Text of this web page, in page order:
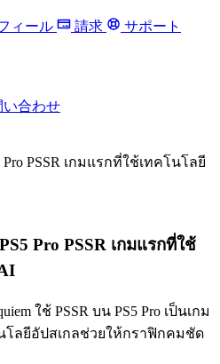
ィール 請求 サポート
い合わせ
Pro PSSR เกมแรกที่ใช้
ใช้ PSSR บน PS5 Pro เป็นเกม
โลยีอัปสเกลช่วยให้กราฟิกคมชัด